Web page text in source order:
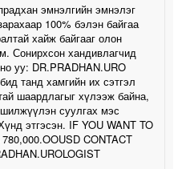
эмнэлгийн эмнэлэг
100% бэлэн байгаа
хайж байгааг олон
Сонирхсон хандивлагчид
уу: DR.PRADHAN.URO
танд хамгийн их сэтгэл
шаардлагыг хүлээж байна,
суулгах мэс
этгэсэн. IF YOU WANT TO
CONTACT